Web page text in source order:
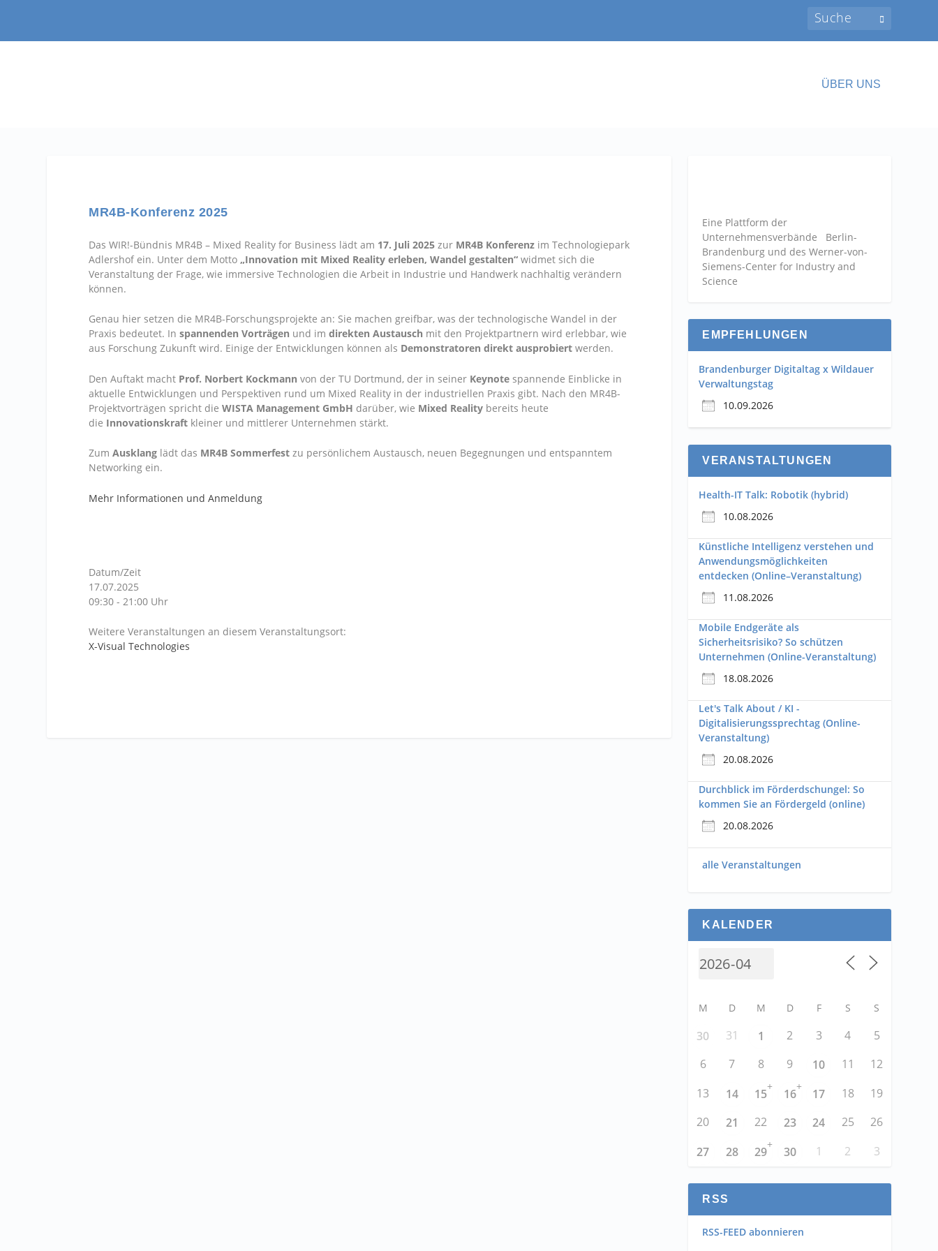
ÜBER UNS
MR4B-Konferenz 2025
Das WIR!-Bündnis MR4B – Mixed Reality for Business lädt am 17. Juli 2025 zur MR4B Konferenz im Technologiepark
Adlershof ein. Unter dem Motto„Innovation mit Mixed Reality erleben, Wandel gestalten“ widmet sich die
Veranstaltung der Frage, wie immersive Technologien die Arbeit in Industrie und Handwerk nachhaltig verändern
können.
Genau hier setzen die MR4B-Forschungsprojekte an: Sie machen greifbar, was der technologische Wandel in der
Praxis bedeutet. Inspannenden Vorträgen und imdirekten Austausch mit den Projektpartnern wird erlebbar, wie
aus Forschung Zukunft wird. Einige der Entwicklungen können als Demonstratoren direkt ausprobiert werden.
Den Auftakt macht Prof. Norbert Kockmann von der TU Dortmund, der in seiner Keynote spannende Einblicke in
aktuelle Entwicklungen und Perspektiven rund um Mixed Reality in der industriellen Praxis gibt. Nach den MR4B-
Projektvorträgen spricht dieWISTA Management GmbH darüber, wie Mixed Reality bereits heute
die Innovationskraft kleiner und mittlerer Unternehmen stärkt.
ZumAusklang lädt das MR4B Sommerfest zu persönlichem Austausch, neuen Begegnungen und entspanntem
Networking ein.
Mehr Informationen und Anmeldung
Datum/Zeit
17.07.2025
09:30 - 21:00 Uhr
Weitere Veranstaltungen an diesem Veranstaltungsort:
X-Visual Technologies
Eine Plattform der
Unternehmensverbände Berlin-
Brandenburg und des Werner-von-
Siemens-Center for Industry and
Science
EMPFEHLUNGEN
Brandenburger Digitaltag x Wildauer
Verwaltungstag
10.09.2026
VERANSTALTUNGEN
Health-IT Talk: Robotik (hybrid)
10.08.2026
Künstliche Intelligenz verstehen und
Anwendungsmöglichkeiten
entdecken (Online–Veranstaltung)
11.08.2026
Mobile Endgeräte als
Sicherheitsrisiko? So schützen
Unternehmen (Online-Veranstaltung)
18.08.2026
Let's Talk About / KI -
Digitalisierungssprechtag (Online-
Veranstaltung)
20.08.2026
Durchblick im Förderdschungel: So
kommen Sie an Fördergeld (online)
20.08.2026
alle Veranstaltungen
KALENDER
M D M D F S S
30 31 1 2 3 4
5
6
7 8 9 10 11
12
13
14 15
+
16
+
17 18
19
20
21 22 23 24 25
26
27
28 29
+
30 1 2 3
RSS
RSS-FEED abonnieren